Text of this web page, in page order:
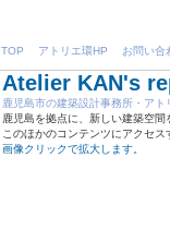
TOP アトリエ環HP お問い合
Atelier KAN's
鹿児島市の建築設計事務所・アト
鹿児島を拠点に、新しい建築空間
このほかのコンテンツにアクセス
画像クリックで拡大します。